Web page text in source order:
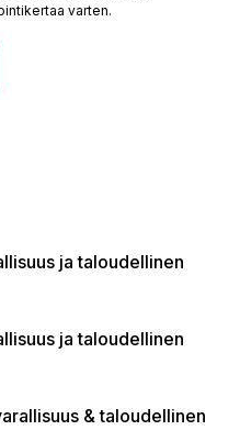
varten.
ja taloudellinen
ja taloudellinen
& taloudellinen